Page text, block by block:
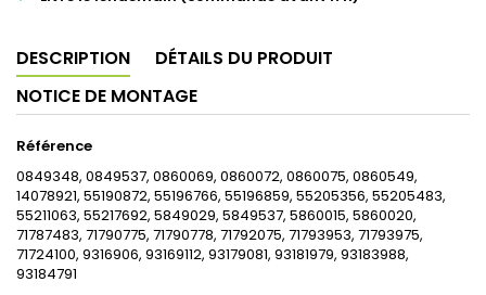
DESCRIPTION
DÉTAILS DU PRODUIT
NOTICE DE MONTAGE
Référence
0849348, 0849537, 0860069, 0860072, 0860075, 0860549,
14078921, 55190872, 55196766, 55196859, 55205356, 55205483,
55211063, 55217692, 5849029, 5849537, 5860015, 5860020,
71787483, 71790775, 71790778, 71792075, 71793953, 71793975,
71724100, 9316906, 93169112, 93179081, 93181979, 93183988,
93184791